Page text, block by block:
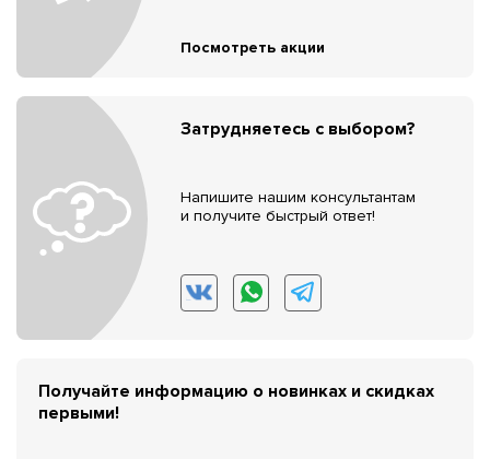
Посмотреть акции
Затрудняетесь с выбором?
Напишите нашим консультантам
и получите быстрый ответ!
Получайте информацию о новинках и скидках
первыми!